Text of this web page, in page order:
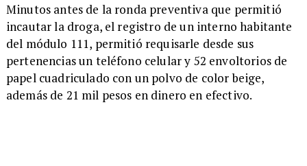
​Minutos antes de la ronda preventiva que permitió
incautar la droga, el registro de un interno habitante
del módulo 111, permitió requisarle desde sus
pertenencias un teléfono celular y 52 envoltorios de
papel cuadriculado con un polvo de color beige,
además de 21 mil pesos en dinero en efectivo.